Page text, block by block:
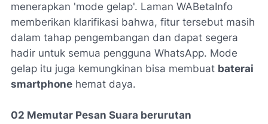
menerapkan 'mode gelap'. Laman WABetaInfo
memberikan klarifikasi bahwa, fitur tersebut masih
dalam tahap pengembangan dan dapat segera
hadir untuk semua pengguna WhatsApp. Mode
gelap itu juga kemungkinan bisa membuat baterai
smartphone hemat daya.
02 Memutar Pesan Suara berurutan